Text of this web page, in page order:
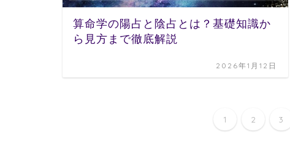
算命学の陽占と陰占とは？基礎知識か
ら見方まで徹底解説
2026年1月12日
1 2 3